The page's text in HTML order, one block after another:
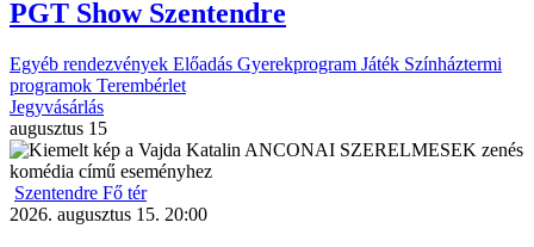
PGT Show Szentendre
Egyéb rendezvények Előadás Gyerekprogram Játék Színháztermi
programok Terembérlet
Jegyvásárlás
augusztus 15
Szentendre Fő tér
2026. augusztus 15. 20:00